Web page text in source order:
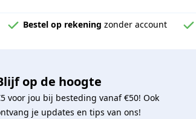
Bestel op rekening zonder account
op de hoogte
voor jou bij besteding vanaf €50! Ook
je updates en tips van ons!